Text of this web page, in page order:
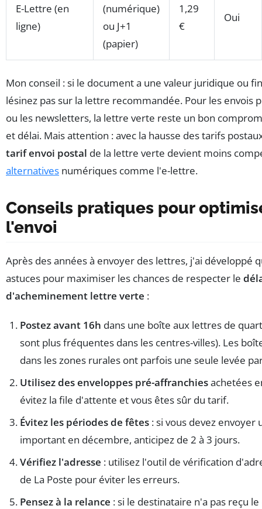
E-Lettre (en
ligne)
(numérique)
ou J+1
(papier)
1,29
€
Oui
Mon conseil : si le document a une valeur juridique ou
lésinez pas sur la lettre recommandée. Pour les envois
ou les newsletters, la lettre verte reste un bon
et délai. Mais attention : avec la hausse des tarifs
tarif envoi postal de la lettre verte devient moins
alternatives numériques comme l'e-lettre.
Conseils pratiques pour
l'envoi
Après des années à envoyer des lettres, j'ai développé
astuces pour maximiser les chances de respecter le
d'acheminement lettre verte :
Postez avant 16h dans une boîte aux lettres de
sont plus fréquentes dans les centres-villes). Les
dans les zones rurales ont parfois une seule levée
Utilisez des enveloppes pré-affranchiesachetées
évitez la file d'attente et vous êtes sûr du tarif.
Évitez les périodes de fêtes : si vous devez envoyer
important en décembre, anticipez de 2 à 3 jours.
Vérifiez l'adresse : utilisez l'outil de vérification
de La Poste pour éviter les erreurs.
Pensez à la relance : si le destinataire n'a pas reçu